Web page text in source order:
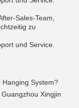
Sales-Team,
zu
und Service.
System?
Xingjin